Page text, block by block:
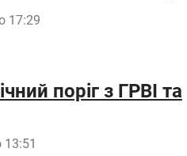
17:29
поріг з ГРВІ та